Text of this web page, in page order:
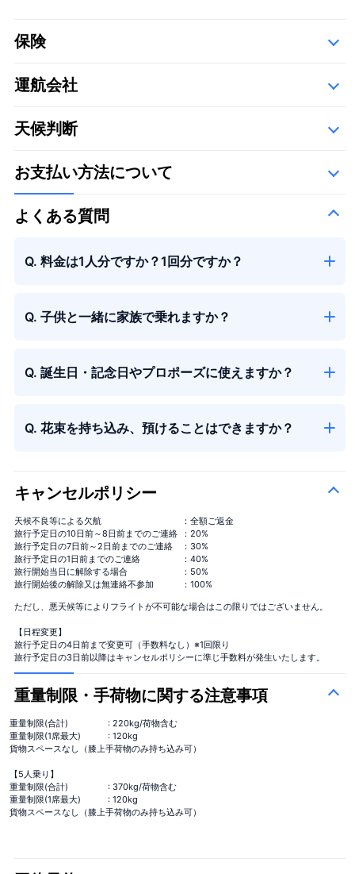
大きな花束 ＋¥29,800
季節の花束
季節の花束 ＋¥13,000
保険
運航会社
天候判断
お支払い方法について
よくある質問
Q. 料金は1人分ですか？1回分ですか？
Q. 子供と一緒に家族で乗れますか？
Q. 誕生日・記念日やプロポーズに使えますか？
Q. 花束を持ち込み、預けることはできますか？
キャンセルポリシー
天候不良等による欠航
：全額ご返金
旅行予定日の10日前～8日前までのご連絡
：20%
旅行予定日の7日前～2日前までのご連絡
：30%
旅行予定日の1日前までのご連絡
：40%
旅行開始当日に解除する場合
：50%
旅行開始後の解除又は無連絡不参加
：100%
ただし、悪天候等によりフライトが不可能な場合はこの限りではございません。
【日程変更】
旅行予定日の4日前まで変更可（手数料なし）※1回限り
旅行予定日の3日前以降はキャンセルポリシーに準じ手数料が発生いたします。
重量制限・手荷物に関する注意事項
重量制限(合計)
: 220kg/荷物含む
重量制限(1席最大)
: 120kg
貨物スペースなし（膝上手荷物のみ持ち込み可）
【5人乗り】
重量制限(合計)
: 370kg/荷物含む
重量制限(1席最大)
: 120kg
貨物スペースなし（膝上手荷物のみ持ち込み可）